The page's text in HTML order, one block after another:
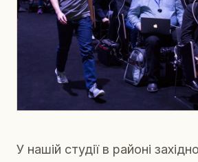
У нашій студії в районі